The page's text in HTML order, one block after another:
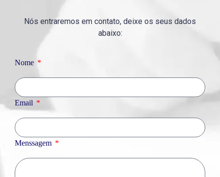
Nós entraremos em contato, deixe os seus dados
abaixo:
Nome
Email
Menssagem